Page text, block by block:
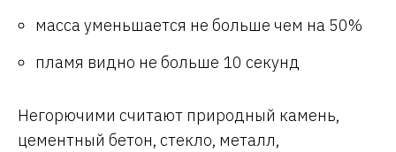
масса уменьшается не больше чем на 50%
пламя видно не больше 10 секунд
Негорючими считают природный камень,
цементный бетон, стекло, металл,